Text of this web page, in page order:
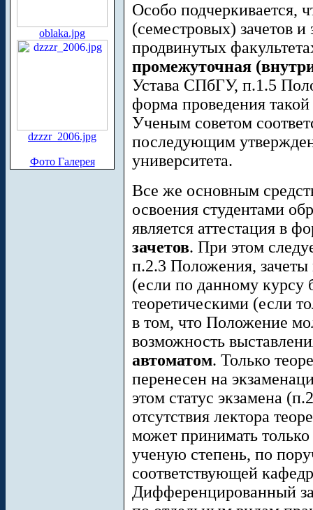
oblaka.jpg
dzzzr_2006.jpg
Фото Галерея
Особо подчеркивается,
(семестровых) зачетов и
продвинутых
промежуточная
Устава СПбГУ, п.1.5
форма проведения
Ученым советом
последующим
университета.
Все же основным
освоения студентами
является аттестация в
зачетов. При этом
п.2.3 Положения,
(если по данному
теоретическими (если
в том, что Положение
возможность
автоматом. Только
перенесен на
этом статус экзамена
отсутствия лектора
может принимать
ученую степень, по
соответствующей
Дифференцированный